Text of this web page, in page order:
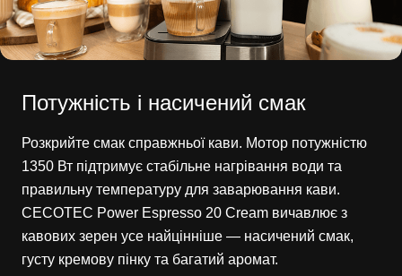
Потужність і насичений смак
Розкрийте смак справжньої кави. Мотор потужністю
1350 Вт підтримує стабільне нагрівання води та
правильну температуру для заварювання кави.
CECOTEC Power Espresso 20 Cream вичавлює з
кавових зерен усе найцінніше — насичений смак,
густу кремову пінку та багатий аромат.